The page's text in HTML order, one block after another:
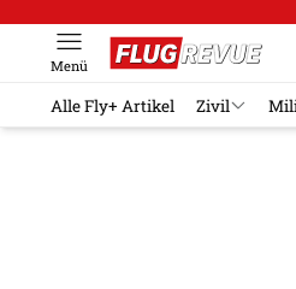
Menü
Alle Fly+ Artikel Zivil